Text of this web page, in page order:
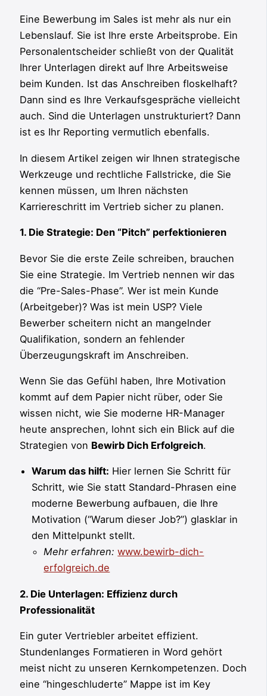
Eine Bewerbung im Sales ist mehr als nur ein
Lebenslauf. Sie ist Ihre erste Arbeitsprobe. Ein
Personalentscheider schließt von der Qualität
Ihrer Unterlagen direkt auf Ihre Arbeitsweise
beim Kunden. Ist das Anschreiben floskelhaft?
Dann sind es Ihre Verkaufsgespräche vielleicht
auch. Sind die Unterlagen unstrukturiert? Dann
ist es Ihr Reporting vermutlich ebenfalls.
In diesem Artikel zeigen wir Ihnen strategische
Werkzeuge und rechtliche Fallstricke, die Sie
kennen müssen, um Ihren nächsten
Karriereschritt im Vertrieb sicher zu planen.
1. Die Strategie: Den “Pitch” perfektionieren
Bevor Sie die erste Zeile schreiben, brauchen
Sie eine Strategie. Im Vertrieb nennen wir das
die “Pre-Sales-Phase”. Wer ist mein Kunde
(Arbeitgeber)? Was ist mein USP? Viele
Bewerber scheitern nicht an mangelnder
Qualifikation, sondern an fehlender
Überzeugungskraft im Anschreiben.
Wenn Sie das Gefühl haben, Ihre Motivation
kommt auf dem Papier nicht rüber, oder Sie
wissen nicht, wie Sie moderne HR-Manager
heute ansprechen, lohnt sich ein Blick auf die
Strategien von Bewirb Dich Erfolgreich.
Warum das hilft: Hier lernen Sie Schritt für
Schritt, wie Sie statt Standard-Phrasen eine
moderne Bewerbung aufbauen, die Ihre
Motivation (“Warum dieser Job?”) glasklar in
den Mittelpunkt stellt.
Mehr erfahren: www.bewirb-dich-
erfolgreich.de
2. Die Unterlagen: Effizienz durch
Professionalität
Ein guter Vertriebler arbeitet effizient.
Stundenlanges Formatieren in Word gehört
meist nicht zu unseren Kernkompetenzen. Doch
eine “hingeschluderte” Mappe ist im Key